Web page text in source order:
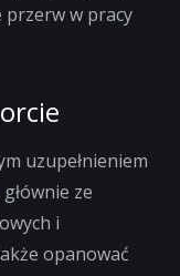
przerw w pracy
uzupełnieniem
głównie ze
i
opanować